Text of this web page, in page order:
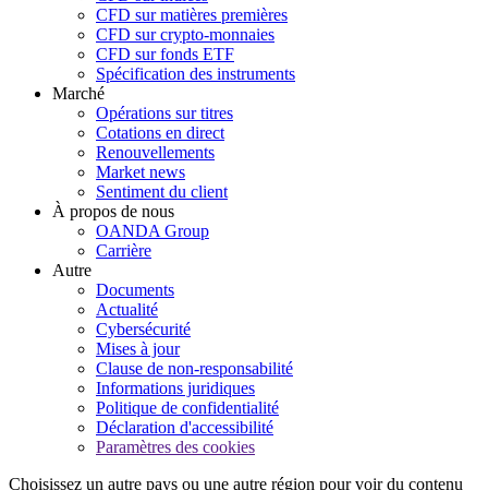
CFD sur matières premières
CFD sur crypto-monnaies
CFD sur fonds ETF
Spécification des instruments
Marché
Opérations sur titres
Cotations en direct
Renouvellements
Market news
Sentiment du client
À propos de nous
OANDA Group
Carrière
Autre
Documents
Actualité
Cybersécurité
Mises à jour
Clause de non-responsabilité
Informations juridiques
Politique de confidentialité
Déclaration d'accessibilité
Paramètres des cookies
Choisissez un autre pays ou une autre région pour voir du contenu